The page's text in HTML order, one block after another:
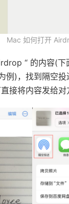
Mac 如何打开
“ 的内容(
例)，找到隔空
接将内容发给对